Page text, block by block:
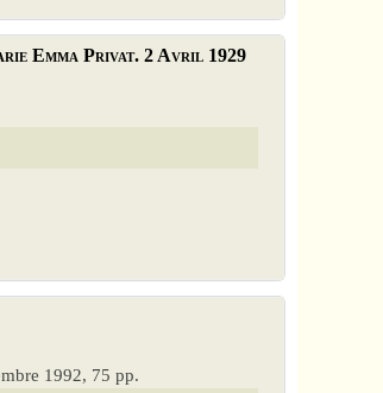
Emma Privat. 2 Avril 1929
1992, 75 pp.